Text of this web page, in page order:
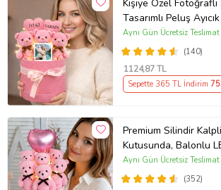
Kişiye Özel Fotoğraflı
Tasarımlı Peluş
(Pembe)
(140)
Aynı Gün Ücretsiz Teslimat
1124,87 TL
Sepette 365 TL İndirim
Premium Silindir
Kutusunda, Balonlu
Pembe Ayıcık Buketi
Sevgiliye Hediye
(352)
Aynı Gün Ücretsiz Teslimat